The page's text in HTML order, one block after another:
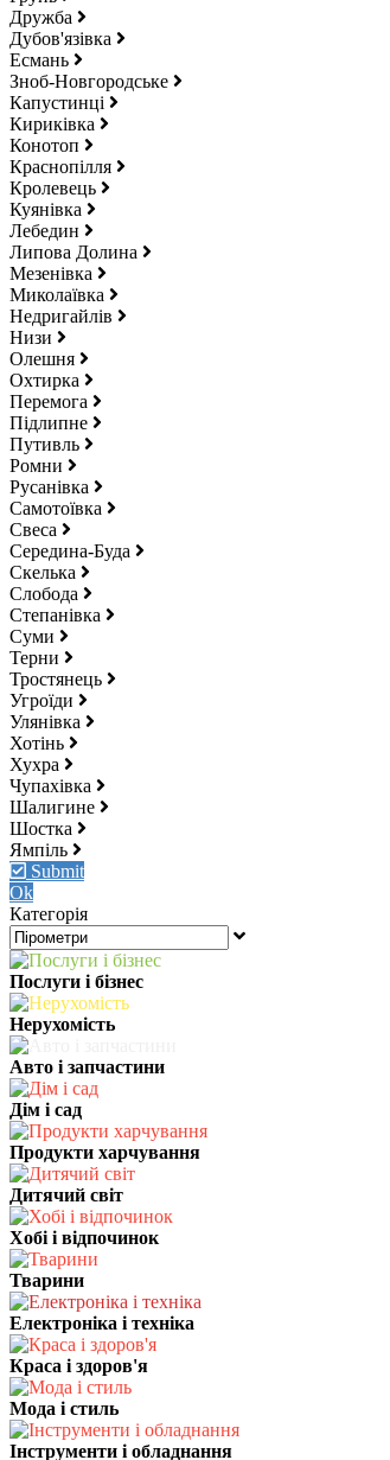
Дружба
Дубов'язівка
Есмань
Зноб-Новгородське
Капустинці
Кириківка
Конотоп
Краснопілля
Кролевець
Куянівка
Лебедин
Липова Долина
Мезенівка
Миколаївка
Недригайлів
Низи
Олешня
Охтирка
Перемога
Підлипне
Путивль
Ромни
Русанівка
Самотоївка
Свеса
Середина-Буда
Скелька
Слобода
Степанівка
Суми
Терни
Тростянець
Угроїди
Улянівка
Хотінь
Хухра
Чупахівка
Шалигине
Шостка
Ямпіль
Submit
Ok
Категорія
Послуги і бізнес
Нерухомість
Авто і запчастини
Дім і сад
Продукти харчування
Дитячий світ
Хобі і відпочинок
Тварини
Електроніка і техніка
Краса і здоров'я
Мода і стиль
Інструменти і обладнання